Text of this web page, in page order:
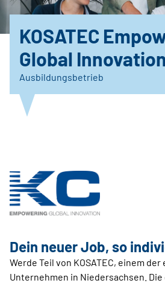
KOSATEC
Global Innovation
Ausbildungsbetrieb
Dein neuer Job, so
Werde Teil von KOSATEC, einem
Unternehmen in Niedersachsen. Die